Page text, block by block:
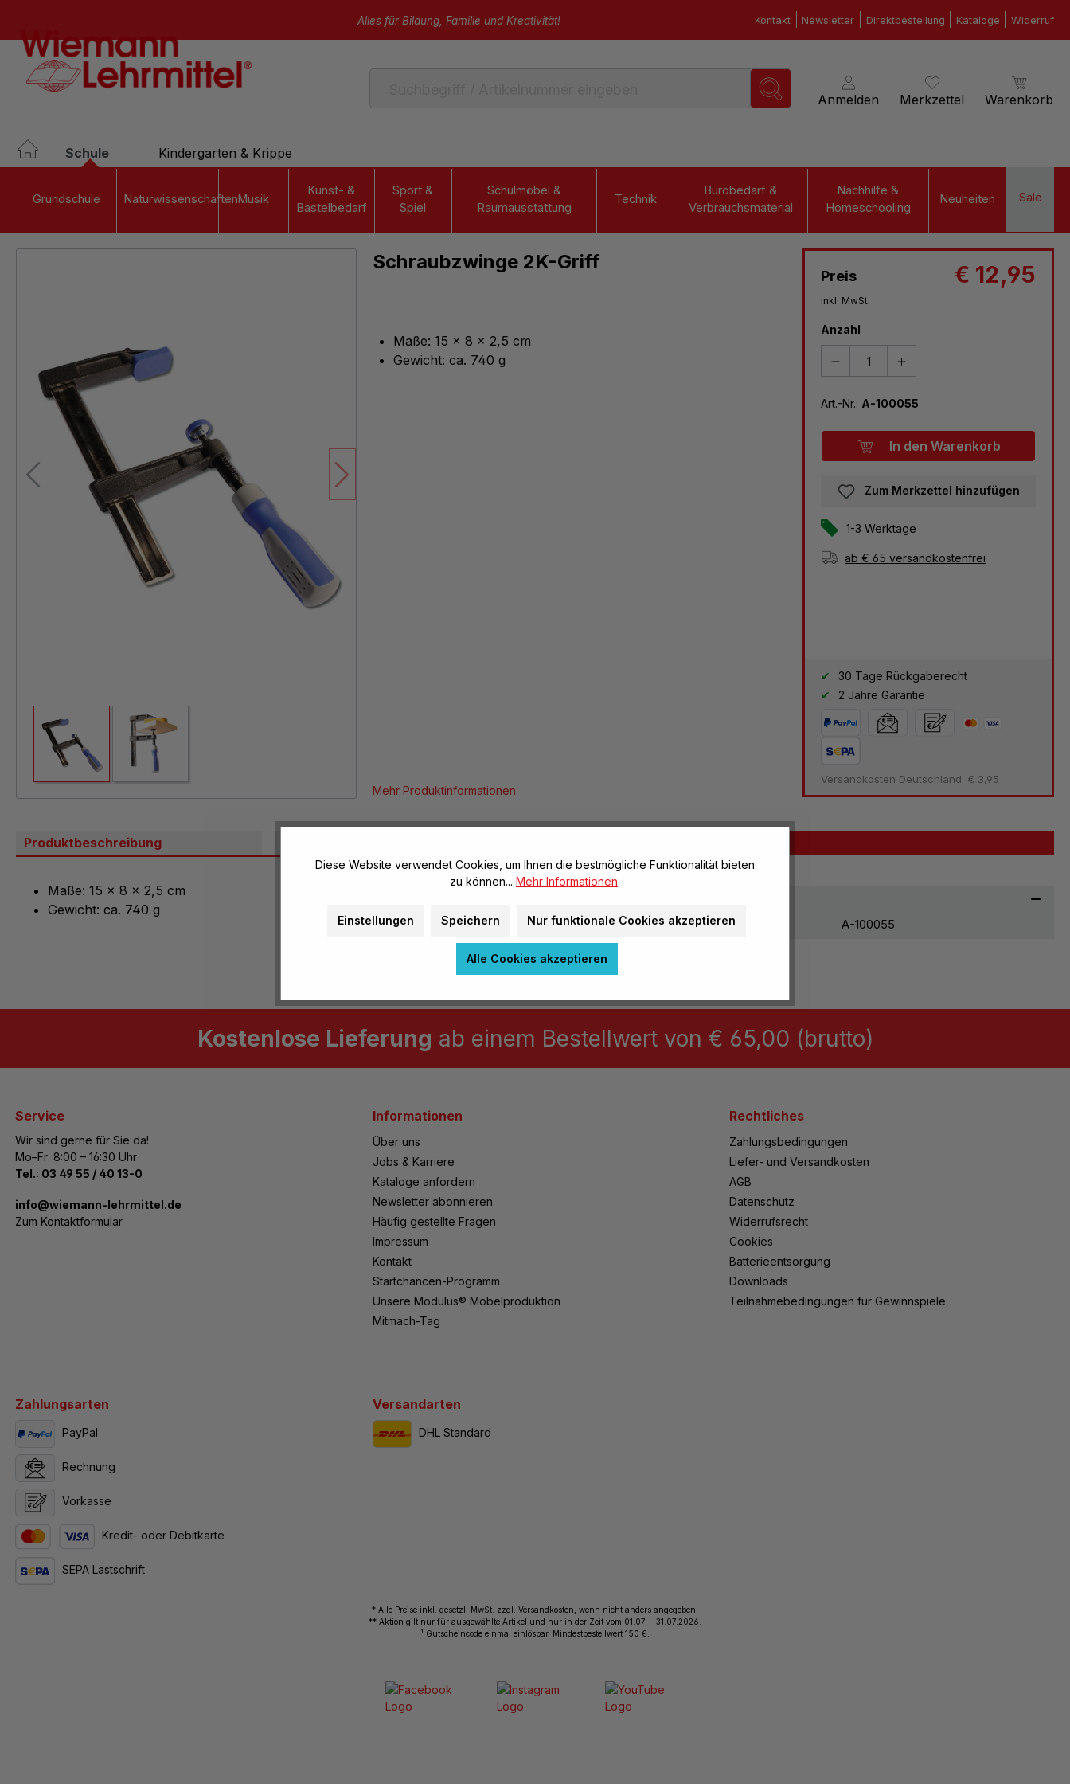
Alles für Bildung, Familie und Kreativität! Kontakt Newsletter Direktbestellung Kataloge Widerruf
Anmelden Merkzettel Warenkorb
Schule Kindergarten & Krippe
Grundschule NaturwissenschaftenMusik
Kunst- &
Bastelbedarf
Sport &
Spiel
Schulmöbel &
Raumausstattung
Technik
Bürobedarf &
Verbrauchsmaterial
Nachhilfe &
Homeschooling
Neuheiten Sale
Preis € 12,95
inkl. MwSt.
Anzahl
Art.-Nr.: A-100055
In den Warenkorb
Zum Merkzettel hinzufügen
1-3 Werktage
ab € 65 versandkostenfrei
30 Tage Rückgaberecht
2 Jahre Garantie
Versandkosten Deutschland: € 3,95
Schraubzwinge 2K-Griff
Maße: 15 x 8 x 2,5 cm
Gewicht: ca. 740 g
Mehr Produktinformationen
Produktbeschreibung
Maße: 15 x 8 x 2,5 cm
Gewicht: ca. 740 g
Artikel-Nr.: A-100055
Kostenlose Lieferung ab einem Bestellwert von € 65,00 (brutto)
Service
Wir sind gerne für Sie da!
Mo–Fr: 8:00 – 16:30 Uhr
Tel.: 03 49 55 / 40 13-0
­info@wiemann-lehrmittel.de
Zum Kontaktformular
Informationen
Über uns
Jobs & Karriere
Kataloge anfordern
Newsletter abonnieren
Häufig gestellte Fragen
Impressum
Kontakt
Startchancen-Programm
Unsere Modulus® Möbelproduktion
Mitmach-Tag
Rechtliches
Zahlungsbedingungen
Liefer- und Versandkosten
AGB
Datenschutz
Widerrufsrecht
Cookies
Batterieentsorgung
Downloads
Teilnahmebedingungen für Gewinnspiele
Zahlungsarten
PayPal
Rechnung
Vorkasse
Kredit- oder Debitkarte
SEPA Lastschrift
Versandarten
DHL Standard
* Alle Preise inkl. gesetzl. MwSt. zzgl. Versandkosten, wenn nicht anders angegeben.
** Aktion gilt nur für ausgewählte Artikel und nur in der Zeit vom 01.07. – 31.07.2026.
1 Gutscheincode einmal einlösbar. Mindestbestellwert 150 €.
Diese Website verwendet Cookies, um Ihnen die bestmögliche Funktionalität bieten
zu können... Mehr Informationen.
Einstellungen Speichern Nur funktionale Cookies akzeptieren
Alle Cookies akzeptieren